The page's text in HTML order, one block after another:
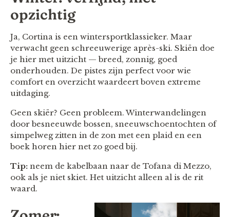
opzichtig
Ja, Cortina is een wintersportklassieker. Maar
verwacht geen schreeuwerige après-ski. Skiën doe
je hier met uitzicht — breed, zonnig, goed
onderhouden. De pistes zijn perfect voor wie
comfort en overzicht waardeert boven extreme
uitdaging.
Geen skiër? Geen probleem. Winterwandelingen
door besneeuwde bossen, sneeuwschoentochten of
simpelweg zitten in de zon met een plaid en een
boek horen hier net zo goed bij.
Tip: neem de kabelbaan naar de Tofana di Mezzo,
ook als je niet skiet. Het uitzicht alleen al is de rit
waard.